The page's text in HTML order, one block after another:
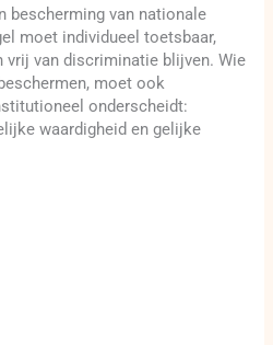
bescherming van nationale
moet individueel toetsbaar,
vrij van discriminatie blijven. Wie
moet ook
onderscheidt:
waardigheid en gelijke